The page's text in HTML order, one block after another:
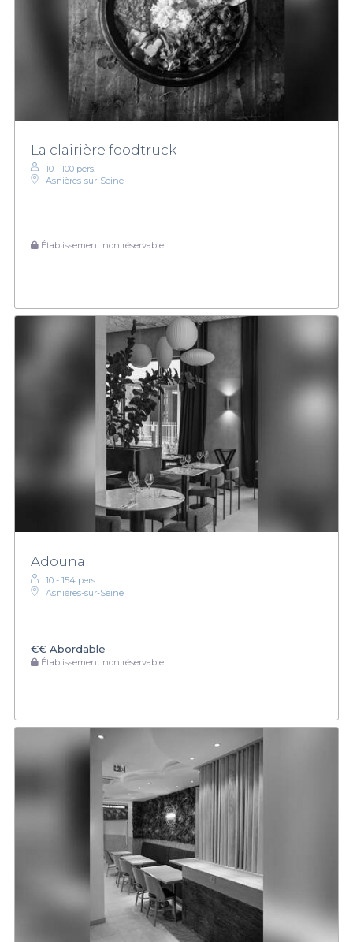
La clairière foodtruck
10 - 100 pers.
Asnières-sur-Seine
Établissement non réservable
Adouna
10 - 154 pers.
Asnières-sur-Seine
€€ Abordable
Établissement non réservable